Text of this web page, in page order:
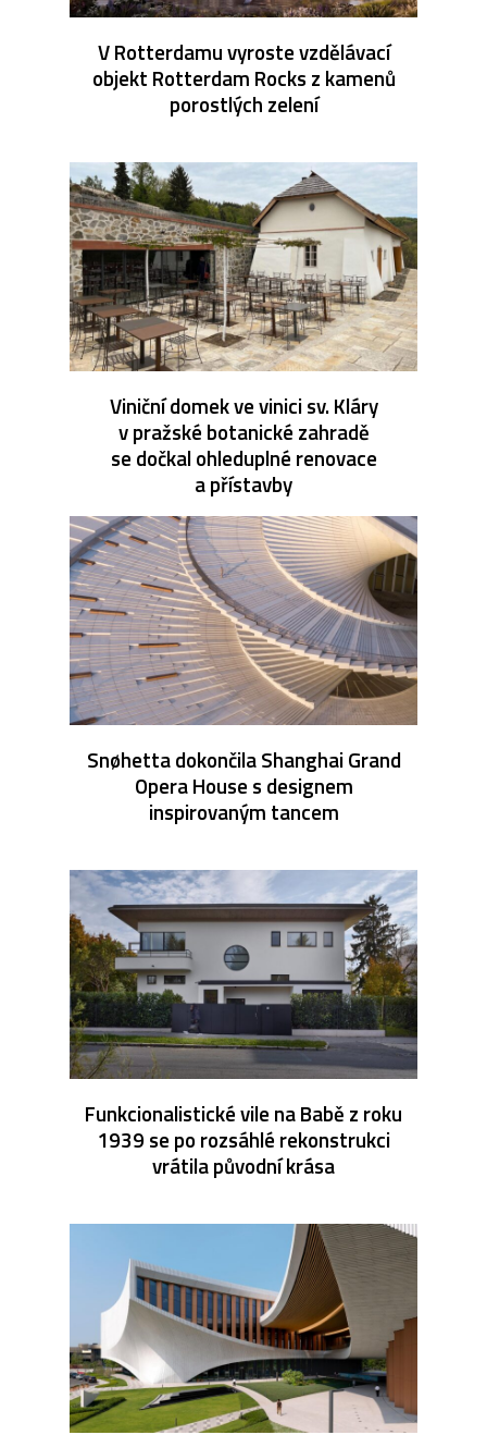
V Rotterdamu vyroste vzdělávací
objekt Rotterdam Rocks z kamenů
porostlých zelení
Viniční domek ve vinici sv. Kláry
v pražské botanické zahradě
se dočkal ohleduplné renovace
a přístavby
Snøhetta dokončila Shanghai Grand
Opera House s designem
inspirovaným tancem
Funkcionalistické vile na Babě z roku
1939 se po rozsáhlé rekonstrukci
vrátila původní krása